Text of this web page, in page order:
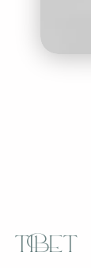
Tibet